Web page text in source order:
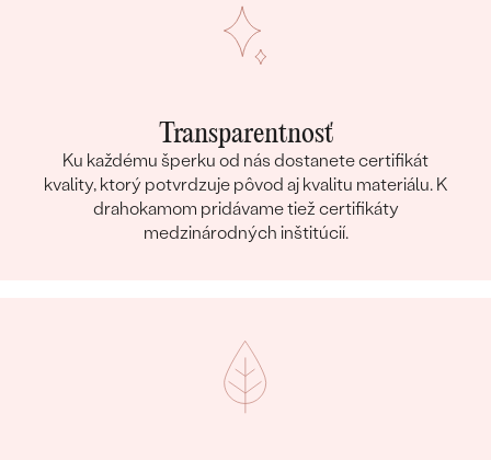
Transparentnosť
Ku každému šperku od nás dostanete certifikát
kvality, ktorý potvrdzuje pôvod aj kvalitu materiálu. K
drahokamom pridávame tiež certifikáty
medzinárodných inštitúcií.